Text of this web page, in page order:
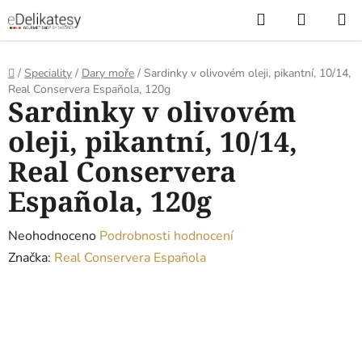
na
obsah
Hledat
KOŠÍK
Domů
/ Speciality / Dary moře / Sardinky v olivovém oleji, pikantní, 10/14,
Real Conservera Española, 120g
Sardinky v olivovém
oleji, pikantní, 10/14,
Real Conservera
Española, 120g
Průměrné
hodnocení
Neohodnoceno Podrobnosti hodnocení
Značka: Real Conservera Española